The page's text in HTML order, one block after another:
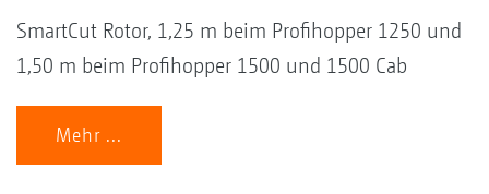
SmartCut Rotor, 1,25 m beim Profihopper 1250 und
1,50 m beim Profihopper 1500 und 1500 Cab
Mehr ...